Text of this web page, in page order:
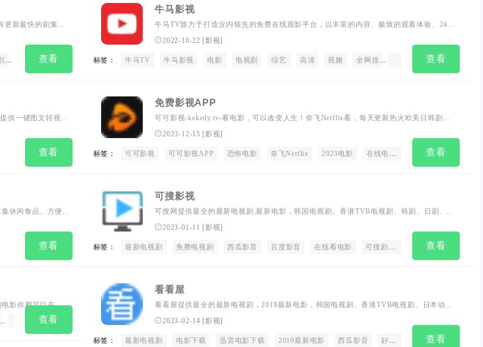
新最快的剧集，
轻松的时光。
剧迷影视 台剧 韩剧 电影 国产剧 日剧 美剧 港剧
查看
牛马影视
牛马TV致力于打造业内领先的免费在线观影平台，以丰富的内容、极致的观看体验、24小
时多平台无缝应用体验以及快捷分享的产品特性，主要满足用户**视频的需求。
2022-10-22 [影视]
标签： 牛马TV 牛马影视 电影 电视剧 综艺 高清 视频 全网搜 查看
供一键图文转视频
等匹配设置，无
查看
免费影视APP
可可影视-kekedy.tv-看电影，可以改变人生！奈飞Netflix看，每天更新热火欧美日韩剧，
韩国电影，在线电影网，VIP看！
2023-12-15 [影视]
标签： 可可影视 可可影视APP 恐怖电影 奈飞Netflix 2023电影 在线电影网 VIP 日本动
查看
休闲食品、方便食
行业找厂家、找
查看
可搜影视
可搜网提供最全的最新电视剧,最新电影，韩国电视剧、香港TVB电视剧、韩剧、日剧、美
剧、综艺的在线观看和剧集交流场所，在线观看电影视频,迅雷下载,每天优秀时间更新，放
2023-01-11 [影视]
标签： 最新电视剧 免费电视剧 西瓜影音 百度影音 在线看电影 可搜剧集站 可搜网
查看
影你都可以在金
新动漫。最新纪录
手机电影网站 最新综艺在线看 最新电视剧 金曼影院
查看
看看屋
看看屋提供最全的最新电视剧，2019最新电影，韩国电视剧、香港TVB电视剧、日本动
漫、日剧、美剧、综艺的在线观看和剧集交流场所，西瓜影音在线观看高清电影，每天优
2023-02-14 [影视]
标签： 最新电视剧 电影下载 迅雷电影下载 2019最新电影 西瓜影音 好看的电视剧 好看的电影
查看